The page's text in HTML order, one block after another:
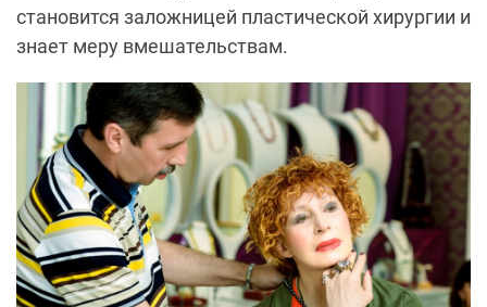
становится заложницей пластической хирургии и
знает меру вмешательствам.